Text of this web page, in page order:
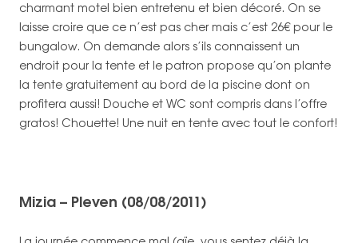
charmant motel bien entretenu et bien décoré. On se
laisse croire que ce n’est pas cher mais c’est 26€ pour le
bungalow. On demande alors s’ils connaissent un
endroit pour la tente et le patron propose qu’on plante
la tente gratuitement au bord de la piscine dont on
profitera aussi! Douche et WC sont compris dans l’offre
gratos! Chouette! Une nuit en tente avec tout le confort!
Mizia – Pleven (08/08/2011)